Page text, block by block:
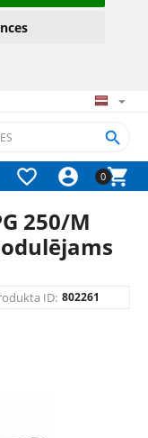
0



250/M
ID: 802261